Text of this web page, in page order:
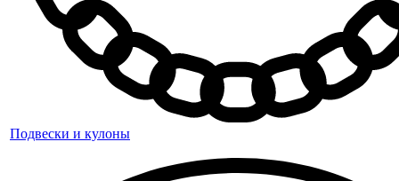
Подвески и кулоны